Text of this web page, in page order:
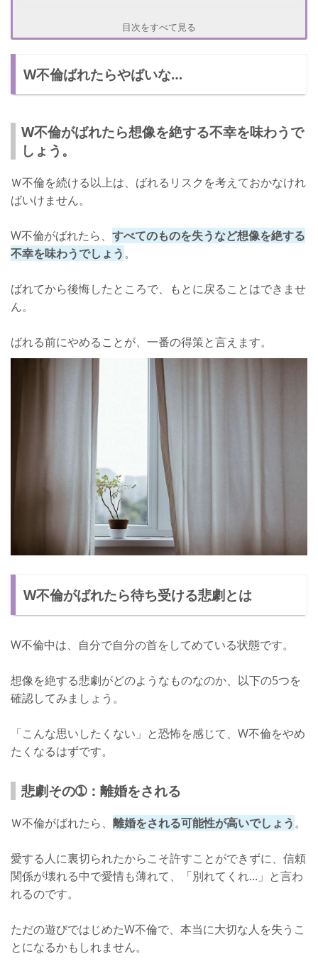
ばれるきっかけ➁：行動の変化
ばれる前に終わりにしよう！やめかたとは…
やめかた➀：直接会って話し合う
やめかた➁：目の前で証拠と連絡先を削除する
ばれたら取り返しがつかないことに！
目次をすべて見る
W不倫ばれたらやばいな…
W不倫がばれたら想像を絶する不幸を味わうで
しょう。
Ｗ不倫を続ける以上は、ばれるリスクを考えておかなけれ
ばいけません。
W不倫がばれたら、 すべてのものを失うなど想像を絶する
不幸を味わうでしょう。
ばれてから後悔したところで、もとに戻ることはできませ
ん。
ばれる前にやめることが、一番の得策と言えます。
W不倫がばれたら待ち受ける悲劇とは
W不倫中は、自分で自分の首をしてめている状態です。
想像を絶する悲劇がどのようなものなのか、以下の5つを
確認してみましょう。
「こんな思いしたくない」と恐怖を感じて、W不倫をやめ
たくなるはずです。
悲劇その➀：離婚をされる
Ｗ不倫がばれたら、 離婚をされる可能性が高いでしょう。
愛する人に裏切られたからこそ許すことができずに、信頼
関係が壊れる中で愛情も薄れて、「別れてくれ...」と言わ
れるのです。
ただの遊びではじめたW不倫で、本当に大切な人を失うこ
とになるかもしれません。